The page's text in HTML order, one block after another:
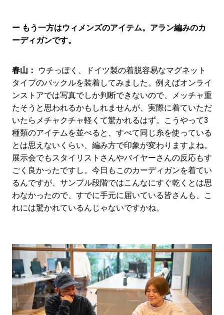
ー もう一方はウィメンズのアイテム。アラン編みのカ
ーディガンです。
春山：
ウチっぽく、ドイツ製の着脱容易なマグネット
タイプのバックルを装着してみました。例えばオンライ
ンストアでは写真でしか判断できないので、メッチャ重
たそうと思われるかもしれませんが、実際に着ていただ
いたらメチャクチャ軽くて驚かれるはず。こうやって3
種類のアイテムを並べると、すべて同じ糸を使っている
とは思えないくらい、編み方で印象が変わりますよね。
展示会でもスタイリストさんやバイヤーさんの反応もす
ごく良かったですし。今日もこのカーディガンを着てい
るんですが、サンプル段階ではこんなにすぐ乾くとは思
わなかったので、すでに手元に届いている皆さんも、こ
れには驚かれているんじゃないですかね。